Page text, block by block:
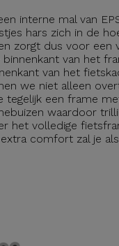
interne mal van
hars zich in de
zorgt dus voor een
van het
van het
we niet alleen
tegelijk een frame
waardoor
het volledige
comfort zal je